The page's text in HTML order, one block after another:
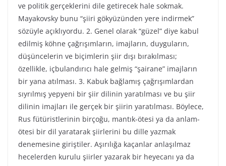
ve politik gerçeklerini dile getirecek hale sokmak.
Mayakovsky bunu “şiiri gökyüzünden yere indirmek”
sözüyle açıklıyordu. 2. Genel olarak “güzel” diye kabul
edilmiş köhne çağrışımların, imajların, duyguların,
düşüncelerin ve biçimlerin şiir dışı bırakılması;
özellikle, içbulandırıcı hale gelmiş “şairane” imajların
bir yana atılması. 3. Kabuk bağlamış çağrışımlardan
sıyrılmış yepyeni bir şiir dilinin yaratılması ve bu şiir
dilinin imajları ile gerçek bir şiirin yaratılması. Böylece,
Rus fütüristlerinin birçoğu, mantık-ötesi ya da anlam-
ötesi bir dil yaratarak şiirlerini bu dille yazmak
denemesine giriştiler. Aşırılığa kaçanlar anlaşılmaz
hecelerden kurulu şiirler yazarak bir heyecanı ya da